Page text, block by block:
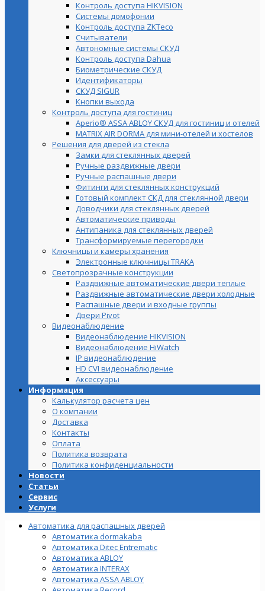
Контроль доступа HIKVISION
Системы домофонии
Контроль доступа ZKTeco
Считыватели
Автономные системы СКУД
Контроль доступа Dahua
Биометрические СКУД
Идентификаторы
СКУД SIGUR
Кнопки выхода
Контроль доступа для гостиниц
Aperio® ASSA ABLOY СКУД для гостиниц и отелей
MATRIX AIR DORMA для мини-отелей и хостелов
Решения для дверей из стекла
Замки для стеклянных дверей
Ручные раздвижные двери
Ручные распашные двери
Фитинги для стеклянных конструкций
Готовый комплект СКД для стеклянной двери
Доводчики для стеклянных дверей
Автоматические приводы
Антипаника для стеклянных дверей
Трансформируемые перегородки
Ключницы и камеры хранения
Электронные ключницы TRAKA
Светопрозрачные конструкции
Раздвижные автоматические двери теплые
Раздвижные автоматические двери холодные
Распашные двери и входные группы
Двери Pivot
Видеонаблюдение
Видеонаблюдение HIKVISION
Видеонаблюдение HiWatch
IP видеонаблюдение
HD CVI видеонаблюдение
Аксессуары
Информация
Калькулятор расчета цен
О компании
Доставка
Контакты
Оплата
Политика возврата
Политика конфиденциальности
Новости
Статьи
Сервис
Услуги
Автоматика для распашных дверей
Автоматика dormakaba
Автоматика Ditec Entrematic
Автоматика ABLOY
Автоматика INTERAX
Автоматика ASSA ABLOY